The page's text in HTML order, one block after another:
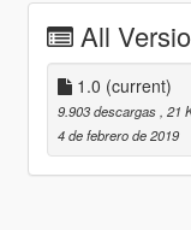
All
1.0 (current)
9.903 descargas , 21
4 de febrero de 2019